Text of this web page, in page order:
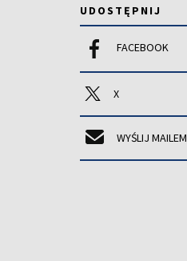
UDOSTĘPNIJ
FACEBOOK
X
WYŚLIJ MAILEM